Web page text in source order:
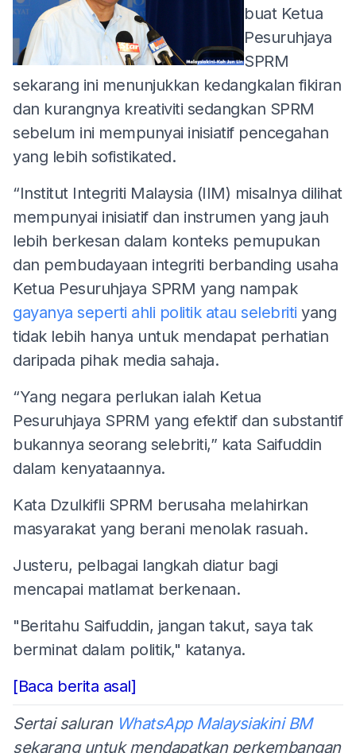
buat Ketua
Pesuruhjaya
SPRM
sekarang ini menunjukkan kedangkalan fikiran
dan kurangnya kreativiti sedangkan SPRM
sebelum ini mempunyai inisiatif pencegahan
yang lebih sofistikated.
“Institut Integriti Malaysia (IIM) misalnya dilihat
mempunyai inisiatif dan instrumen yang jauh
lebih berkesan dalam konteks pemupukan
dan pembudayaan integriti berbanding usaha
Ketua Pesuruhjaya SPRM yang nampak
gayanya seperti ahli politik atau selebriti yang
tidak lebih hanya untuk mendapat perhatian
daripada pihak media sahaja.
“Yang negara perlukan ialah Ketua
Pesuruhjaya SPRM yang efektif dan substantif
bukannya seorang selebriti,” kata Saifuddin
dalam kenyataannya.
Kata Dzulkifli SPRM berusaha melahirkan
masyarakat yang berani menolak rasuah.
Justeru, pelbagai langkah diatur bagi
mencapai matlamat berkenaan.
"Beritahu Saifuddin, jangan takut, saya tak
berminat dalam politik," katanya.
[Baca berita asal]
Sertai saluran WhatsApp Malaysiakini BM
sekarang untuk mendapatkan perkembangan